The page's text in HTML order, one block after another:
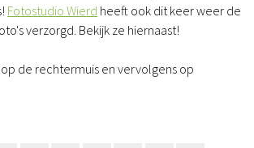
Fotostudio Wierd heeft ook dit keer weer de
verzorgd. Bekijk ze hiernaast!
de rechtermuis en vervolgens op